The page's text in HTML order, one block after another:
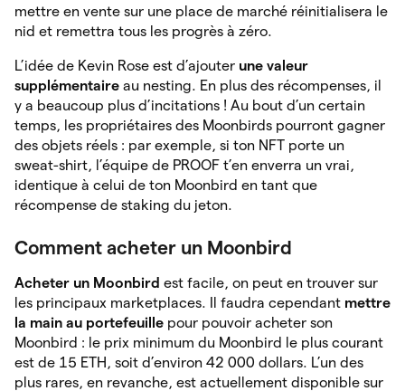
mettre en vente sur une place de marché réinitialisera le
nid et remettra tous les progrès à zéro.
L’idée de Kevin Rose est d’ajouter une valeur
supplémentaire au nesting. En plus des récompenses, il
y a beaucoup plus d’incitations ! Au bout d’un certain
temps, les propriétaires des Moonbirds pourront gagner
des objets réels : par exemple, si ton NFT porte un
sweat-shirt, l’équipe de PROOF t’en enverra un vrai,
identique à celui de ton Moonbird en tant que
récompense de staking du jeton.
Comment acheter un Moonbird
Acheter un Moonbird est facile, on peut en trouver sur
les principaux marketplaces. Il faudra cependant mettre
la main au portefeuille pour pouvoir acheter son
Moonbird : le prix minimum du Moonbird le plus courant
est de 15 ETH, soit d’environ 42 000 dollars. L’un des
plus rares, en revanche, est actuellement disponible sur